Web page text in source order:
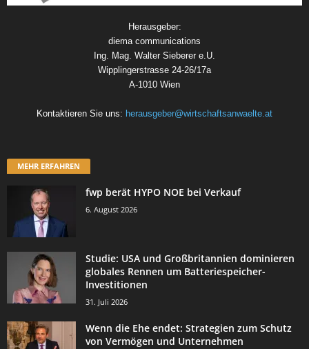
Herausgeber:
diema communications
Ing. Mag. Walter Sieberer e.U.
Wipplingerstrasse 24-26/17a
A-1010 Wien
Kontaktieren Sie uns: herausgeber@wirtschaftsanwaelte.at
MEHR ERFAHREN
fwp berät HYPO NOE bei Verkauf
6. August 2026
Studie: USA und Großbritannien dominieren
globales Rennen um Batteriespeicher-
Investitionen
31. Juli 2026
Wenn die Ehe endet: Strategien zum Schutz
von Vermögen und Unternehmen